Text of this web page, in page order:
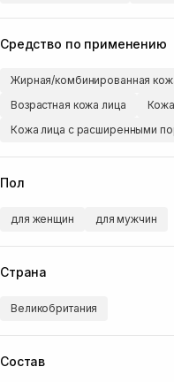
Средство по применению
Жирная/комбинированная
Возрастная кожа лица
Кожа лица с расширенными
Пол
для женщин для мужчин
Страна
Великобритания
Состав